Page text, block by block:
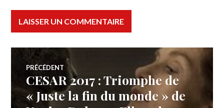
Navigation
de
PRÉCÉDENT
Article
précédent :
CESAR 2017 : Triomphe de
« Juste la fin du monde » de